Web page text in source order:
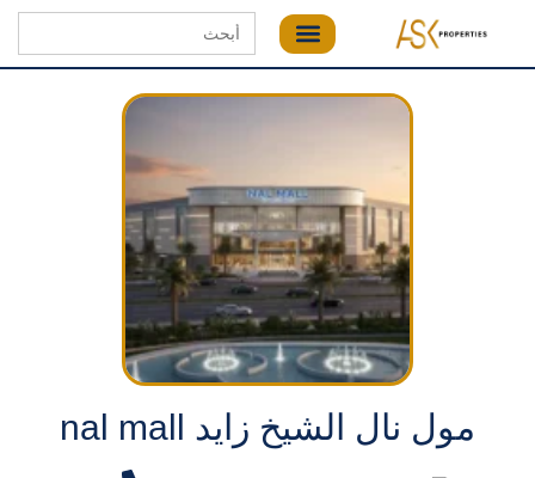
Search
for:
مول نال الشيخ زايد nal mall